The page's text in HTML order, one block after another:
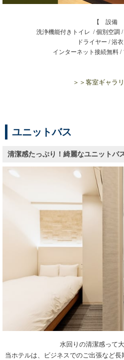
【 設備
洗浄機能付きトイレ / 個別空調
ドライヤー /浴
インターネット接続無料 /
＞＞客室ギャラ
ユニットバス
清潔感たっぷり！綺麗なユニットバ
水回りの清潔感って
当ホテルは、ビジネスでのご出張など長